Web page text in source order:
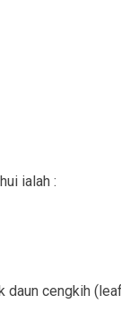
ialah :
daun cengkih